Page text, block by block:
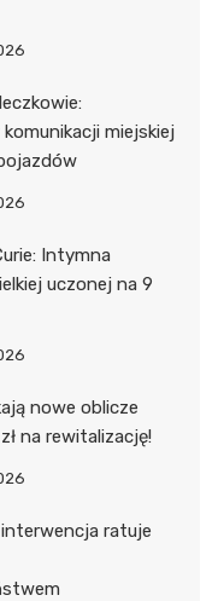
miejskiej
Intymna
uczonej na 9
nowe oblicze
na rewitalizację!
interwencja ratuje